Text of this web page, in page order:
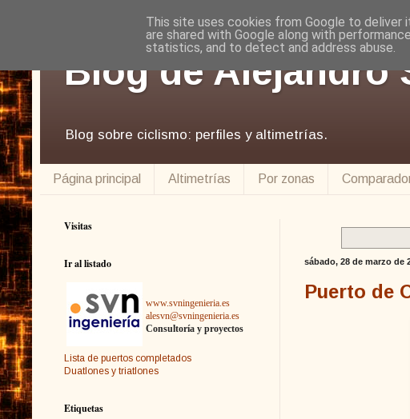
Blog de Alejandro
Blog sobre ciclismo: perfiles y altimetrías.
Página principal Altimetrías Por zonas
sábado, 28 de marzo de
Puerto de
Visitas
Ir al listado
www.svningenieria.es
alesvn@svningenieria.es
Consultoría y proyectos
Lista de puertos completados
Duatlones y triatlones
Etiquetas
This site uses cookies from Google to deliver
are shared with Google along with
statistics, and to detect and address abuse.